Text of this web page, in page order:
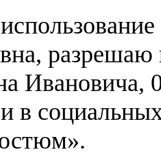
разрешаю
Ивановича,
в